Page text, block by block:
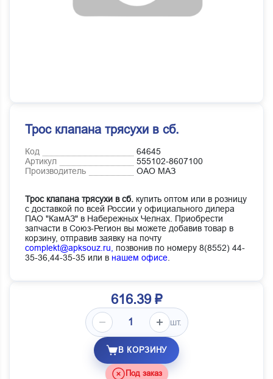
Трос клапана трясухи в сб.
Код
64645
Артикул
555102-8607100
Производитель
ОАО МАЗ
Трос клапана трясухи в сб. купить оптом или в розницу
с доставкой по всей России у официального дилера
ПАО "КамАЗ" в Набережных Челнах. Приобрести
запчасти в Союз-Регион вы можете добавив товар в
корзину, отправив заявку на почту
complekt@apksouz.ru,
позвонив по номеру 8(8552) 44-
35-36,44-35-35 или в нашем офисе
616.39 ₽
шт.
В КОРЗИНУ
Под заказ